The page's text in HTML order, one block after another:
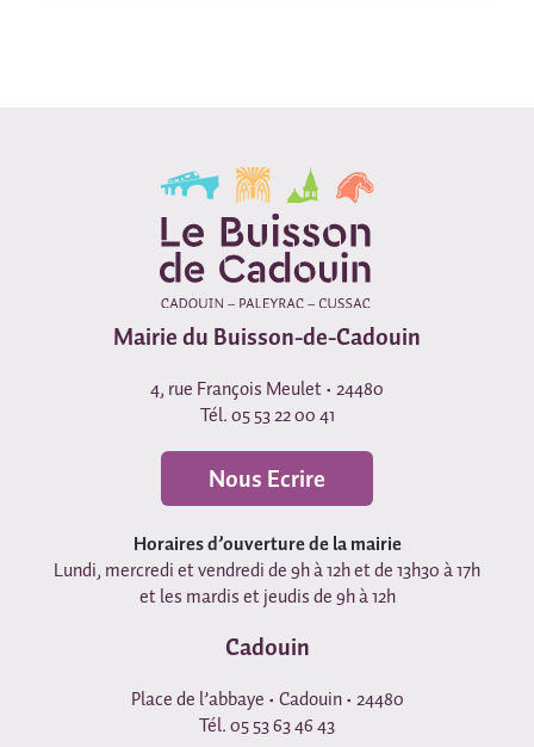
Mairie du Buisson-de-Cadouin
4, rue François Meulet • 24480
Tél. 05 53 22 00 41
Nous Ecrire
Horaires d’ouverture de la mairie
Lundi, mercredi et vendredi de 9h à 12h et de 13h30 à 17h
et les mardis et jeudis de 9h à 12h
Cadouin
Place de l’abbaye • Cadouin • 24480
Tél. 05 53 63 46 43